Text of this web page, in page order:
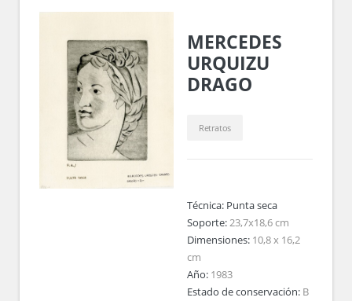
MERCEDES
URQUIZU
DRAGO
Retratos
Técnica: Punta seca
Soporte:23,7x18,6 cm
Dimensiones: 10,8 x 16,2
cm
Año: 1983
Estado de conservación: B